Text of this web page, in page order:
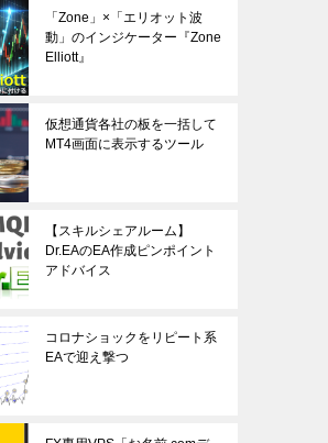
「Zone」×「エリオット波
動」のインジケーター『Zone
Elliott』
仮想通貨各社の板を一括して
MT4画面に表示するツール
【スキルシェアルーム】
Dr.EAのEA作成ピンポイント
アドバイス
コロナショックをリピート系
EAで迎え撃つ